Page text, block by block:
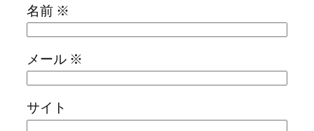
名前 ※
メール ※
サイト